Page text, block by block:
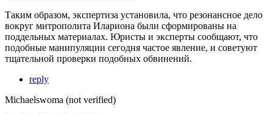
Таким образом, экспертиза установила, что резонансное дело
вокруг митрополита Илариона были сформированы на
поддельных материалах. Юристы и эксперты сообщают, что
подобные манипуляции сегодня частое явление, и советуют
тщательной проверки подобных обвинений.
reply
Michaelswoma (not verified)